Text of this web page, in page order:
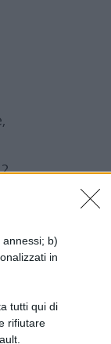
b)
in
tutti qui di
rifiutare